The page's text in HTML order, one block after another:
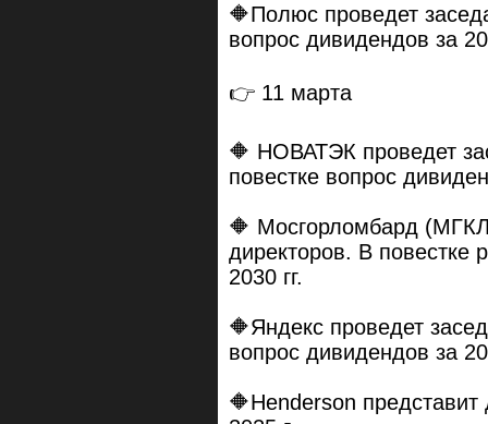
🔶Полюс проведет
вопрос дивидендов за
👉 11 марта
🔶 НОВАТЭК проведет
повестке вопрос
🔶 Мосгорломбард
директоров. В повестке
2030 гг.
🔶Яндекс проведет
вопрос дивидендов за
🔶Henderson